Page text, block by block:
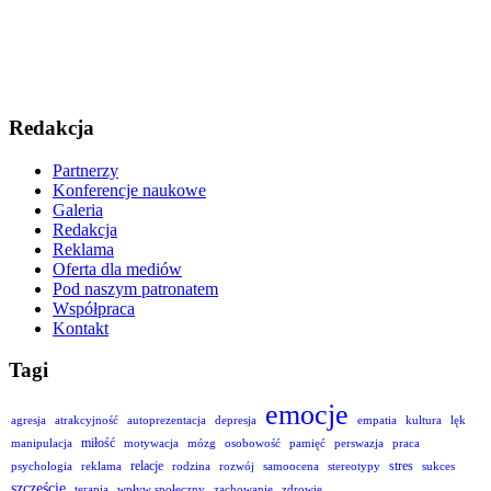
Redakcja
Partnerzy
Konferencje naukowe
Galeria
Redakcja
Reklama
Oferta dla mediów
Pod naszym patronatem
Współpraca
Kontakt
Tagi
agresja atrakcyjność autoprezentacja depresja emocje empatia kultura
lęk
manipulacja
miłość motywacja mózg osobowość pamięć perswazja
praca
psychologia
reklama relacje rodzina rozwój samoocena stereotypy stres sukces